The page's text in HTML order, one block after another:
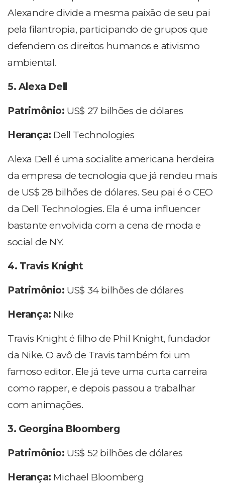
Alexandre divide a mesma paixão de seu pai
pela filantropia, participando de grupos que
defendem os direitos humanos e ativismo
ambiental.
5. Alexa Dell
Patrimônio: US$ 27 bilhões de dólares
Herança: Dell Technologies
Alexa Dell é uma socialite americana herdeira
da empresa de tecnologia que já rendeu mais
de US$ 28 bilhões de dólares. Seu pai é o CEO
da Dell Technologies. Ela é uma influencer
bastante envolvida com a cena de moda e
social de NY.
4. Travis Knight
Patrimônio: US$ 34 bilhões de dólares
Herança: Nike
Travis Knight é filho de Phil Knight, fundador
da Nike. O avô de Travis também foi um
famoso editor. Ele já teve uma curta carreira
como rapper, e depois passou a trabalhar
com animações.
3. Georgina Bloomberg
Patrimônio: US$ 52 bilhões de dólares
Herança: Michael Bloomberg